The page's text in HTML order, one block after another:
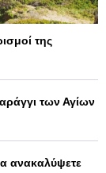
της
των Αγίων
ανακαλύψετε